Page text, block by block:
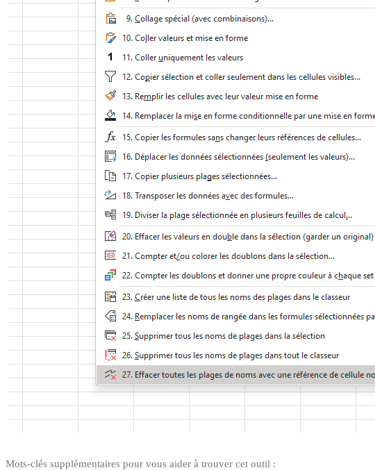
Mots-clés supplémentaires pour vous aider à trouver cet outil :